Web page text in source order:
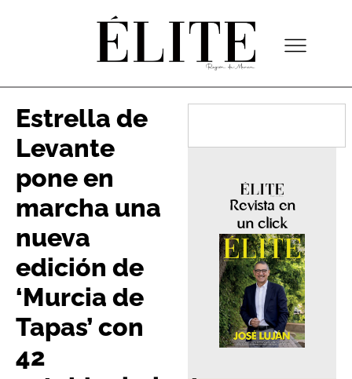
Estrella de
Levante
pone en
marcha una
nueva
edición de
‘Murcia de
Tapas’ con
42
Revista en
un click